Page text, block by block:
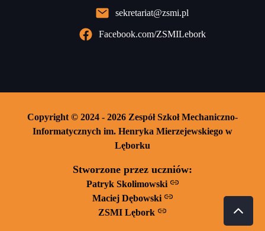
sekretariat@zsmi.pl
Facebook.com/ZSMILebork
Copyright © 2024 - 2026 Zespół Szkoł Mechaniczno-
Informatycznych im. Henryka Mierzejewskiego w
Lęborku
Stworzone przez uczniów:
Patryk Skolimowski
Maciej Dębowski
ZSMI Lębork